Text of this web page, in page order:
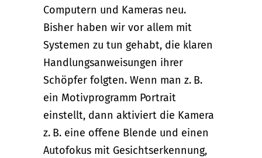
Computern und Kameras neu.
Bisher haben wir vor allem mit
Systemen zu tun gehabt, die klaren
Handlungsanweisungen ihrer
Schöpfer folgten. Wenn man z. B.
ein Motivprogramm Portrait
einstellt, dann aktiviert die Kamera
z. B. eine offene Blende und einen
Autofokus mit Gesichtserkennung,